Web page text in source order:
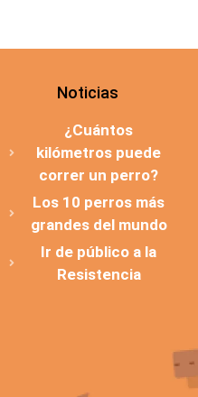
Noticias
¿Cuántos
kilómetros puede
correr un perro?
Los 10 perros más
grandes del mundo
Ir de público a la
Resistencia